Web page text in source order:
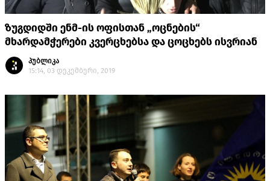
ზუგდიდში ენმ-ის ოფისთან „ოცნების“
მხარდამჭერები კვერცხებსა და ცოცხებს ისვრიან
პუბლიკა
15:14, 03 დეკემბერი, 2019